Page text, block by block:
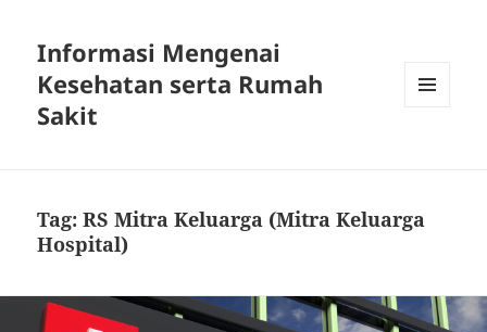
Informasi Mengenai
Kesehatan serta Rumah
Sakit
Tag:RS Mitra Keluarga (Mitra Keluarga
Hospital)